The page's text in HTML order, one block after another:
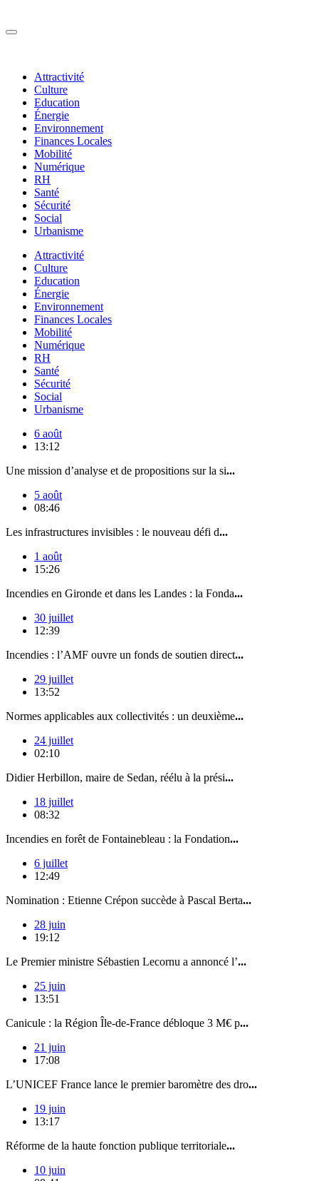
Attractivité
Culture
Education
Énergie
Environnement
Finances Locales
Mobilité
Numérique
RH
Santé
Sécurité
Social
Urbanisme
Attractivité
Culture
Education
Énergie
Environnement
Finances Locales
Mobilité
Numérique
RH
Santé
Sécurité
Social
Urbanisme
6 août
13:12
Une mission d’analyse et de propositions sur la si...
5 août
08:46
Les infrastructures invisibles : le nouveau défi d...
1 août
15:26
Incendies en Gironde et dans les Landes : la Fonda...
30 juillet
12:39
Incendies : l’AMF ouvre un fonds de soutien direct...
29 juillet
13:52
Normes applicables aux collectivités : un deuxième...
24 juillet
02:10
Didier Herbillon, maire de Sedan, réélu à la prési...
18 juillet
08:32
Incendies en forêt de Fontainebleau : la Fondation...
6 juillet
12:49
Nomination : Etienne Crépon succède à Pascal Berta...
28 juin
19:12
Le Premier ministre Sébastien Lecornu a annoncé l’...
25 juin
13:51
Canicule : la Région Île-de-France débloque 3 M€ p...
21 juin
17:08
L’UNICEF France lance le premier baromètre des dro...
19 juin
13:17
Réforme de la haute fonction publique territoriale...
10 juin